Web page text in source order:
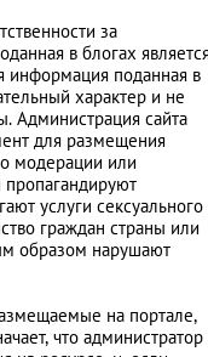
за
в блогах
информация поданная в
характер и не
Администрация сайта
для размещения
модерации или
пропагандируют
услуги сексуального
граждан страны или
образом нарушают
на портале,
что администратор